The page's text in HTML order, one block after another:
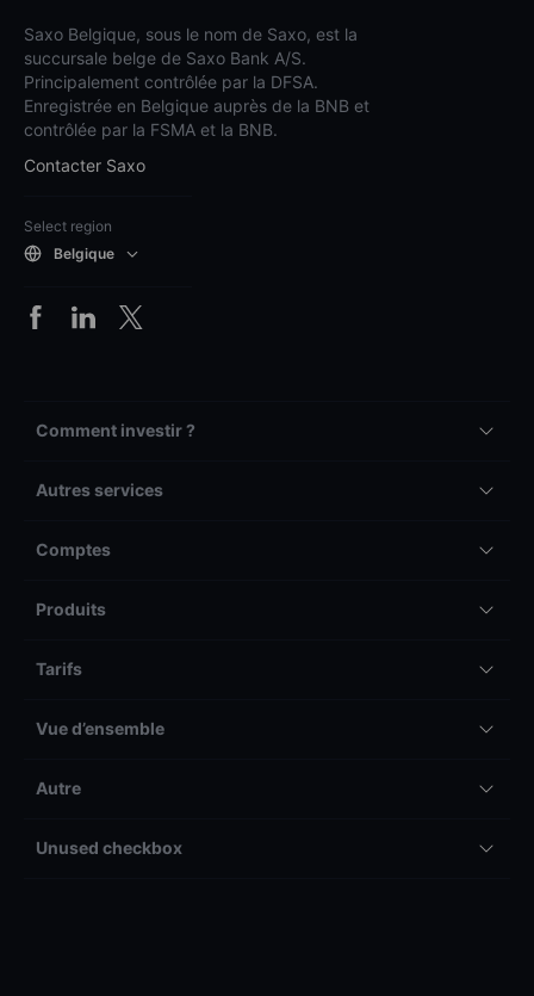
Saxo Belgique, sous le nom de Saxo, est la
succursale belge de Saxo Bank A/S.
Principalement contrôlée par la DFSA.
Enregistrée en Belgique auprès de la BNB et
contrôlée par la FSMA et la BNB.
Contacter Saxo
Select region
Belgique
Comment investir ?
Autres services
Comptes
Produits
Tarifs
Vue d’ensemble
Autre
Unused checkbox